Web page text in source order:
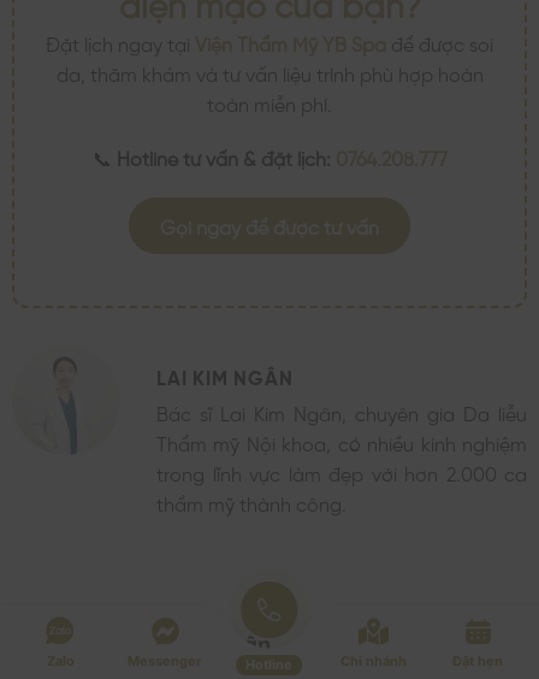
Đặt lịch ngay tại
để được soi
da, thăm khám và tư vấn liệu trình phù hợp hoàn
toàn miễn phí.
📞 Hotline tư vấn & đặt lịch:
LAI KIM NGÂN
Bác sĩ Lai Kim Ngân, chuyên gia Da liễu
Thẩm mỹ Nội khoa, có nhiều kinh nghiệm
trong lĩnh vực làm đẹp với hơn 2.000 ca
thẩm mỹ thành công.
Để lại một bình luận
Zalo Messenger Hotline Chi nhánh Đặt hẹn